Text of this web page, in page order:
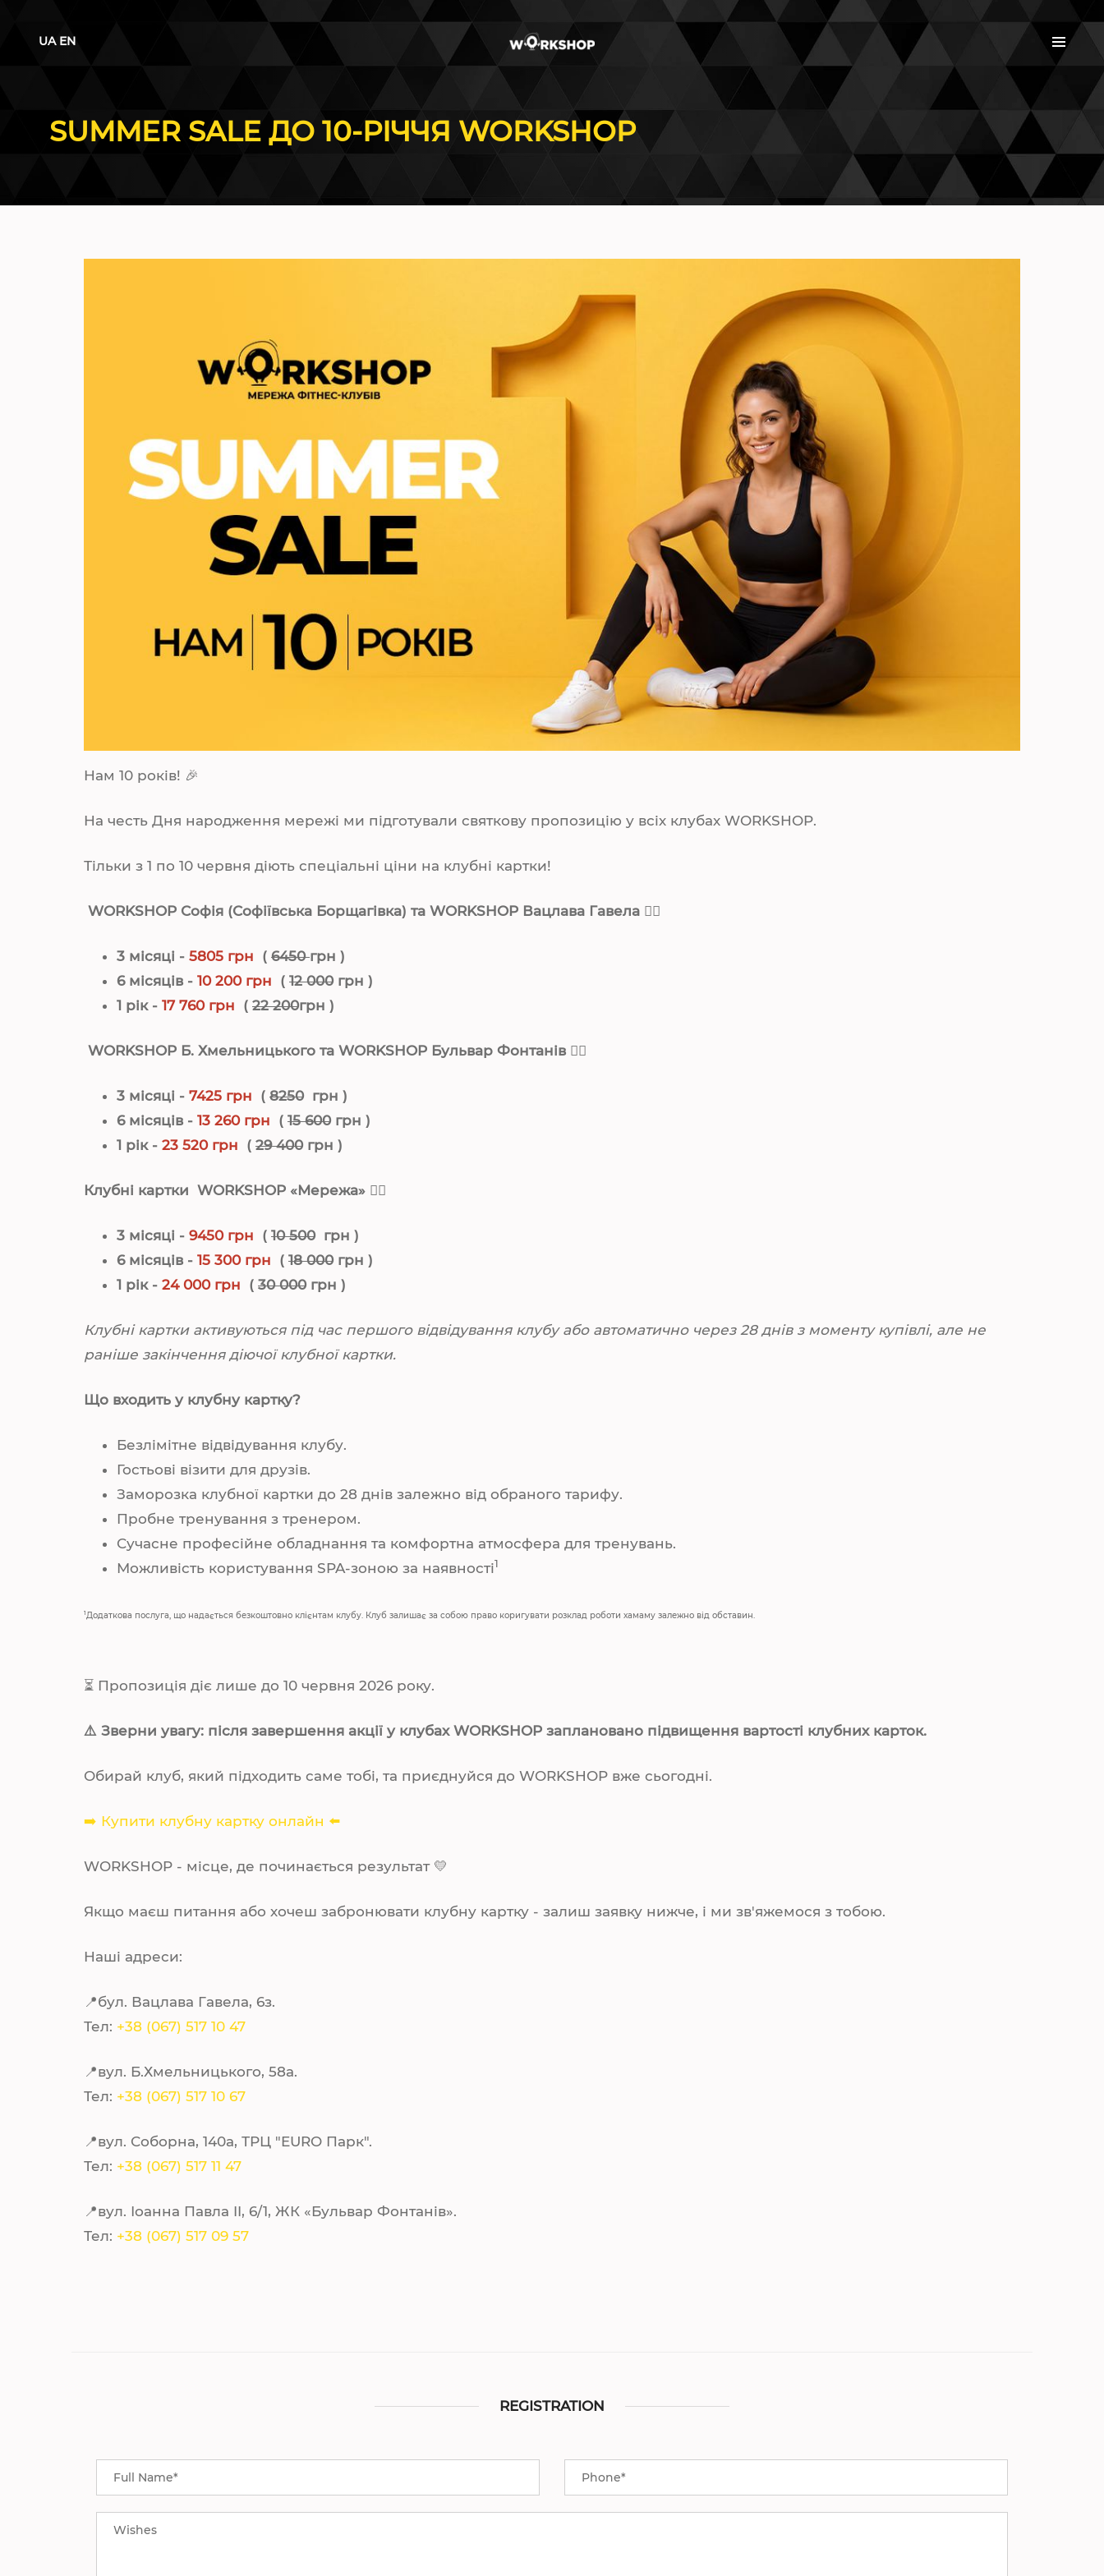
UA EN
SUMMER SALE ДО 10-РІЧЧЯ WORKSHOP
Нам 10 років! 🎉
На честь Дня народження мережі ми підготували святкову пропозицію у всіх клубах WORKSHOP.
Тільки з 1 по 10 червня діють спеціальні ціни на клубні картки!
WORKSHOP Софія (Софіївська Борщагівка) та WORKSHOP Вацлава Гавела 👇🏼
3 місяці - 5805 грн ( 6450грн )
6 місяців - 10 200 грн ( 12 000 грн )
1 рік - 17 760 грн ( 22 200грн )
WORKSHOP Б. Хмельницького та WORKSHOP Бульвар Фонтанів 👇🏼
3 місяці - 7425 грн ( 8250 грн )
6 місяців - 13 260 грн ( 15 600грн )
1 рік - 23 520 грн ( 29 400грн )
Клубні картки WORKSHOP «Мережа» 👇🏼
3 місяці - 9450 грн ( 10 500 грн )
6 місяців - 15 300 грн ( 18 000грн )
1 рік - 24 000 грн ( 30 000грн )
Клубні картки активуються під час першого відвідування клубу або автоматично через 28 днів з моменту купівлі, але не
раніше закінчення діючої клубної картки.
Що входить у клубну картку?
Безлімітне відвідування клубу.
Гостьові візити для друзів.
Заморозка клубної картки до 28 днів залежно від обраного тарифу.
Пробне тренування з тренером.
Сучасне професійне обладнання та комфортна атмосфера для тренувань.
Можливість користування SPA-зоною за наявності1
1 Додаткова послуга, що надається безкоштовно клієнтам клубу. Клуб залишає за собою право коригувати розклад роботи хамаму залежно від обставин.
⏳ Пропозиція діє лише до 10 червня 2026 року.
⚠️ Зверни увагу: після завершення акції у клубах WORKSHOP заплановано підвищення вартості клубних карток.
Обирай клуб, який підходить саме тобі, та приєднуйся до WORKSHOP вже сьогодні.
➡️ Купити клубну картку онлайн ⬅️
WORKSHOP - місце, де починається результат 💛
Якщо маєш питання або хочеш забронювати клубну картку - залиш заявку нижче, і ми зв'яжемося з тобою.
Наші адреси:
📍бул. Вацлава Гавела, 6з.
Тел: +38 (067) 517 10 47
📍вул. Б.Хмельницького, 58а.
Тел: +38 (067) 517 10 67
📍вул. Соборна, 140а, ТРЦ "EURO Парк".
Тел: +38 (067) 517 11 47
📍вул. Іоанна Павла II, 6/1, ЖК «Бульвар Фонтанів».
Тел: +38 (067) 517 09 57
REGISTRATION